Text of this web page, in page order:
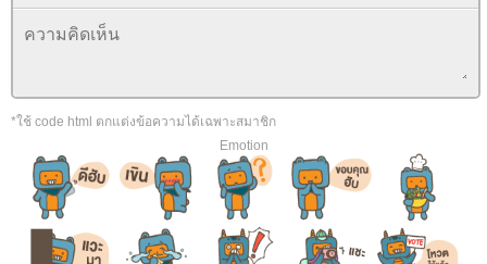
*ใช้ code html ตกแต่งข้อความได้เฉพาะสมาชิก
Emotion